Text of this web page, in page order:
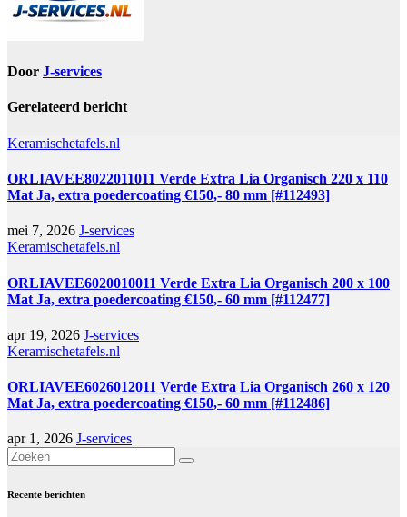
Door J-services
Gerelateerd bericht
Keramischetafels.nl
ORLIAVEE8022011011 Verde Extra Lia Organisch 220 x 110
Mat Ja, extra poedercoating €150,- 80 mm [#112493]
mei 7, 2026 J-services
Keramischetafels.nl
ORLIAVEE6020010011 Verde Extra Lia Organisch 200 x 100
Mat Ja, extra poedercoating €150,- 60 mm [#112477]
apr 19, 2026 J-services
Keramischetafels.nl
ORLIAVEE6026012011 Verde Extra Lia Organisch 260 x 120
Mat Ja, extra poedercoating €150,- 60 mm [#112486]
apr 1, 2026 J-services
Recente berichten